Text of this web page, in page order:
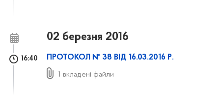
02 березня 2016
16:40 ПРОТОКОЛ № 38 ВІД 16.03.2016 Р.
1 вкладені файли